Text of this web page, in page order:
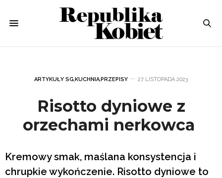
ARTYKUŁY SG,KUCHNIA,PRZEPISY 27 LISTOPADA 2023
Risotto dyniowe z
orzechami nerkowca
Kremowy smak, maślana konsystencja i
chrupkie wykończenie. Risotto dyniowe to